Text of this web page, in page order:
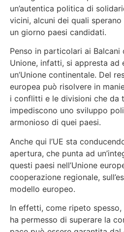
un’autentica politica di
vicini, alcuni dei quali sperano
un giorno paesi candidati.
Penso in particolari ai
Unione, infatti, si appresta ad
un’Unione continentale. Del
europea può risolvere in
i conflitti e le divisioni che da
impediscono uno sviluppo
armonioso di quei paesi.
Anche qui l’UE sta
apertura, che punta ad
questi paesi nell’Unione
cooperazione regionale,
modello europeo.
In effetti, come ripeto spesso,
ha permesso di superare la